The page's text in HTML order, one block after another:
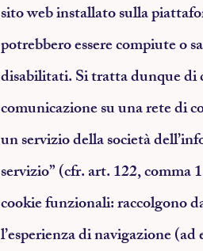
sito web installato sulla
potrebbero essere compiute o
disabilitati. Si tratta dunque di
comunicazione su una rete di
un servizio della società
servizio” (cfr. art. 122, comma
cookie funzionali: raccolgono
l’esperienza di navigazione